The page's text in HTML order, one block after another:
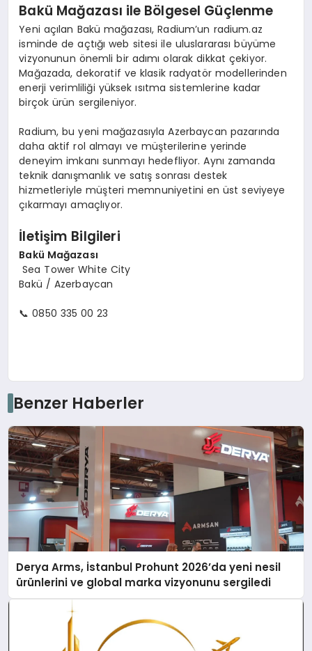
Bakü Mağazası ile Bölgesel Güçlenme
Yeni açılan Bakü mağazası, Radium’un radium.az
isminde de açtığı web sitesi ile uluslararası büyüme
vizyonunun önemli bir adımı olarak dikkat çekiyor.
Mağazada, dekoratif ve klasik radyatör modellerinden
enerji verimliliği yüksek ısıtma sistemlerine kadar
birçok ürün sergileniyor.
Radium, bu yeni mağazasıyla Azerbaycan pazarında
daha aktif rol almayı ve müşterilerine yerinde
deneyim imkanı sunmayı hedefliyor. Aynı zamanda
teknik danışmanlık ve satış sonrası destek
hizmetleriyle müşteri memnuniyetini en üst seviyeye
çıkarmayı amaçlıyor.
İletişim Bilgileri
Bakü Mağazası
Sea Tower White City
Bakü / Azerbaycan
📞 0850 335 00 23
Benzer Haberler
Derya Arms, İstanbul Prohunt 2026’da yeni nesil
ürünlerini ve global marka vizyonunu sergiledi